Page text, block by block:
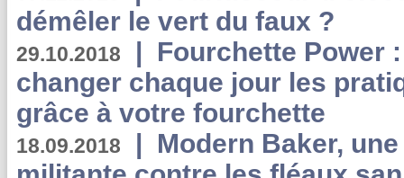
démêler le vert du faux ?
29.10.2018 | Fourchette Power
changer chaque jour les
grâce à votre fourchette
18.09.2018 | Modern Baker,